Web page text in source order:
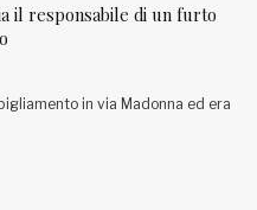
il responsabile di un furto
in via Madonna ed era